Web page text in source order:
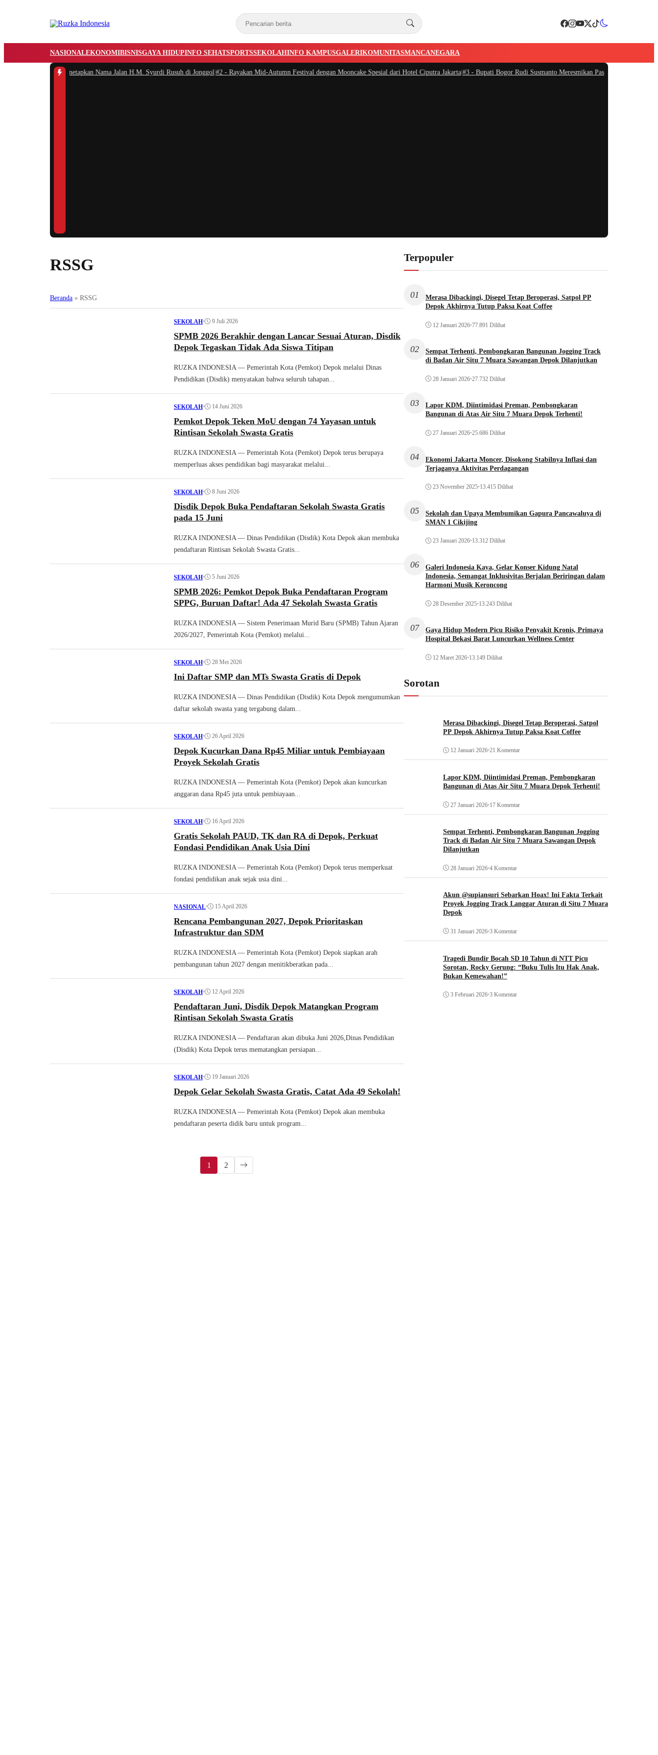
NASIONALEKONOMIBISNISGAYA HIDUPINFO SEHATSPORTSSEKOLAHINFO KAMPUSGALERIKOMUNITASMANCANEGARA
Bogor Resmi Menetapkan Nama Jalan H.M. Syurdi Rusuh di Jonggol|#2 -Rayakan Mid-Autumn Festival dengan Mooncake Spesial dari Hotel Ciputra Jakarta|#3 -Bupati Bogor Rudi Susmanto Meresmikan Pasar Hewan Jonggol,
RSSG
Beranda » RSSG
SEKOLAH• 9 Juli 2026
SPMB 2026 Berakhir dengan Lancar Sesuai Aturan, Disdik
Depok Tegaskan Tidak Ada Siswa Titipan
RUZKA INDONESIA — Pemerintah Kota (Pemkot) Depok melalui Dinas
Pendidikan (Disdik) menyatakan bahwa seluruh tahapan...
SEKOLAH• 14 Juni 2026
Pemkot Depok Teken MoU dengan 74 Yayasan untuk
Rintisan Sekolah Swasta Gratis
RUZKA INDONESIA — Pemerintah Kota (Pemkot) Depok terus berupaya
memperluas akses pendidikan bagi masyarakat melalui...
SEKOLAH• 8 Juni 2026
Disdik Depok Buka Pendaftaran Sekolah Swasta Gratis
pada 15 Juni
RUZKA INDONESIA — Dinas Pendidikan (Disdik) Kota Depok akan membuka
pendaftaran Rintisan Sekolah Swasta Gratis...
SEKOLAH• 5 Juni 2026
SPMB 2026: Pemkot Depok Buka Pendaftaran Program
SPPG, Buruan Daftar! Ada 47 Sekolah Swasta Gratis
RUZKA INDONESIA — Sistem Penerimaan Murid Baru (SPMB) Tahun Ajaran
2026/2027, Pemerintah Kota (Pemkot) melalui...
SEKOLAH• 28 Mei 2026
Ini Daftar SMP dan MTs Swasta Gratis di Depok
RUZKA INDONESIA — Dinas Pendidikan (Disdik) Kota Depok mengumumkan
daftar sekolah swasta yang tergabung dalam...
SEKOLAH• 26 April 2026
Depok Kucurkan Dana Rp45 Miliar untuk Pembiayaan
Proyek Sekolah Gratis
RUZKA INDONESIA — Pemerintah Kota (Pemkot) Depok akan kuncurkan
anggaran dana Rp45 juta untuk pembiayaan...
SEKOLAH• 16 April 2026
Gratis Sekolah PAUD, TK dan RA di Depok, Perkuat
Fondasi Pendidikan Anak Usia Dini
RUZKA INDONESIA — Pemerintah Kota (Pemkot) Depok terus memperkuat
fondasi pendidikan anak sejak usia dini...
NASIONAL• 15 April 2026
Rencana Pembangunan 2027, Depok Prioritaskan
Infrastruktur dan SDM
RUZKA INDONESIA — Pemerintah Kota (Pemkot) Depok siapkan arah
pembangunan tahun 2027 dengan menitikberatkan pada...
SEKOLAH• 12 April 2026
Pendaftaran Juni, Disdik Depok Matangkan Program
Rintisan Sekolah Swasta Gratis
RUZKA INDONESIA — Pendaftaran akan dibuka Juni 2026,Dinas Pendidikan
(Disdik) Kota Depok terus mematangkan persiapan...
SEKOLAH• 19 Januari 2026
Depok Gelar Sekolah Swasta Gratis, Catat Ada 49 Sekolah!
RUZKA INDONESIA — Pemerintah Kota (Pemkot) Depok akan membuka
pendaftaran peserta didik baru untuk program...
1 2
Terpopuler
01
Merasa Dibackingi, Disegel Tetap Beroperasi, Satpol PP
Depok Akhirnya Tutup Paksa Koat Coffee
12 Januari 2026•77.891 Dilihat
02
Sempat Terhenti, Pembongkaran Bangunan Jogging Track
di Badan Air Situ 7 Muara Sawangan Depok Dilanjutkan
28 Januari 2026•27.732 Dilihat
03
Lapor KDM, Diintimidasi Preman, Pembongkaran
Bangunan di Atas Air Situ 7 Muara Depok Terhenti!
27 Januari 2026•25.686 Dilihat
04
Ekonomi Jakarta Moncer, Disokong Stabilnya Inflasi dan
Terjaganya Aktivitas Perdagangan
23 November 2025•13.415 Dilihat
05
Sekolah dan Upaya Membumikan Gapura Pancawaluya di
SMAN 1 Cikijing
23 Januari 2026•13.312 Dilihat
06
Galeri Indonesia Kaya, Gelar Konser Kidung Natal
Indonesia, Semangat Inklusivitas Berjalan Beriringan dalam
Harmoni Musik Keroncong
28 Desember 2025•13.243 Dilihat
07
Gaya Hidup Modern Picu Risiko Penyakit Kronis, Primaya
Hospital Bekasi Barat Luncurkan Wellness Center
12 Maret 2026•13.149 Dilihat
Sorotan
Merasa Dibackingi, Disegel Tetap Beroperasi, Satpol
PP Depok Akhirnya Tutup Paksa Koat Coffee
12 Januari 2026•21 Komentar
Lapor KDM, Diintimidasi Preman, Pembongkaran
Bangunan di Atas Air Situ 7 Muara Depok Terhenti!
27 Januari 2026•17 Komentar
Sempat Terhenti, Pembongkaran Bangunan Jogging
Track di Badan Air Situ 7 Muara Sawangan Depok
Dilanjutkan
28 Januari 2026•4 Komentar
Akun @supiansuri Sebarkan Hoax! Ini Fakta Terkait
Proyek Jogging Track Langgar Aturan di Situ 7 Muara
Depok
31 Januari 2026•3 Komentar
Tragedi Bundir Bocah SD 10 Tahun di NTT Picu
Sorotan, Rocky Gerung: “Buku Tulis Itu Hak Anak,
Bukan Kemewahan!”
3 Februari 2026•3 Komentar